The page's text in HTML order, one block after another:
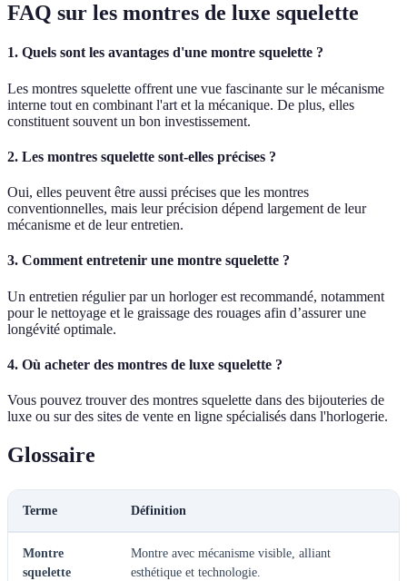
FAQ sur les montres de luxe squelette
1. Quels sont les avantages d'une montre squelette ?
Les montres squelette offrent une vue fascinante sur le mécanisme
interne tout en combinant l'art et la mécanique. De plus, elles
constituent souvent un bon investissement.
2. Les montres squelette sont-elles précises ?
Oui, elles peuvent être aussi précises que les montres
conventionnelles, mais leur précision dépend largement de leur
mécanisme et de leur entretien.
3. Comment entretenir une montre squelette ?
Un entretien régulier par un horloger est recommandé, notamment
pour le nettoyage et le graissage des rouages afin d’assurer une
longévité optimale.
4. Où acheter des montres de luxe squelette ?
Vous pouvez trouver des montres squelette dans des bijouteries de
luxe ou sur des sites de vente en ligne spécialisés dans l'horlogerie.
Glossaire
Terme Définition
Montre
squelette
Montre avec mécanisme visible, alliant
esthétique et technologie.